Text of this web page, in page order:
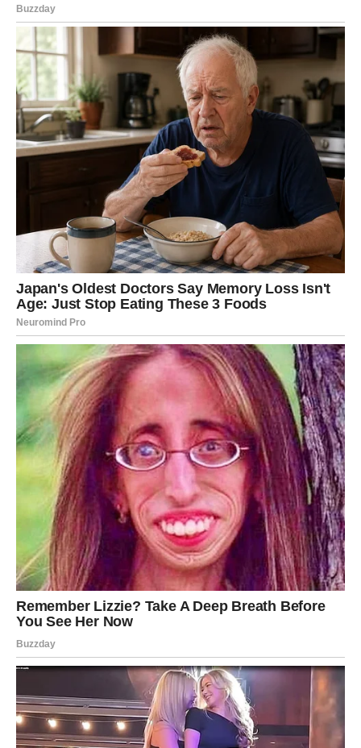
između ljudi.
Njene poruke o zajedništvu i osnaživanju posebno su
značajne u današnjem društvenom okruženju, gdje su
empatija i podrška često zanemareni.
Poruke o Zajedništvu i Snazi
Tokom koncerta u Podgorici, Marija je istakla važnost
međusobne podrške, posebno među ženama. Njena snažna
izjava “Svaka žena ima pravo da bude svoja” odjeknula je
među prisutnima, podstičući mlade djevojke da vjeruju u sebe i
svoje snove. Ova svijest o važnosti podrške i zajedništva
postaje pokret koji inspiriše mnoge.Marija se trudi stvoriti
platformu na kojoj se žene mogu osnažiti i podržati jedne
druge, što je ključno u društvu koje se suočava s mnogim
izazovima. Njene riječi često potiču žene da se bore za svoje
mjesto u društvu, otvoreno govoreći o potrebama za jednakim
pravima i pravednošću.
Njena podrška raznim humanitarnim akcijama i projektima koji
se bave pravima žena dodatno potvrđuje njenu posvećenost
borbi za pravedno društvo. Marija ne samo da koristi svoj glas
za muziku, već i kao sredstvo za promjene, otvarajući dijalog
o važnim temama koje se često previđaju. Njena sposobnost
da utiče na društvo kroz svoje umjetničko stvaralaštvo čini je
ne samo pjevačicom, već i aktivistkinjom koja se zalaže za
bolju budućnost.
Marija kao Simbol Promjene
Marija Šerifović nije samo pjevačica; ona je simbol promjene i
nade u društvu koje često zaboravlja na vrijednosti poput
empatije i solidarnosti. Njeni koncerti služe kao platforme za
ujedinjenje, omogućavajući ljudima da se povežu bez obzira
na svoje razlike.U vremenu kada se suočavamo s podjelama,